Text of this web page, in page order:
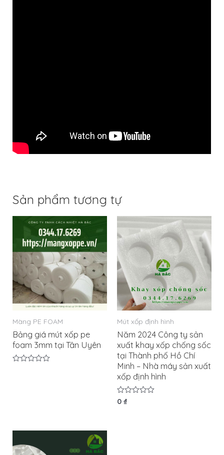
Sản phẩm tương tự
Màng PE FOAM
Bảng giá mút xốp pe
foam 3mm tại Tân Uyên
Mút xốp định hình
Năm 2024 Công ty sản
xuất khay xốp chống sốc
tại Thành phố Hồ Chí
Minh – Nhà máy sản xuất
xốp định hình
Được
0 ₫